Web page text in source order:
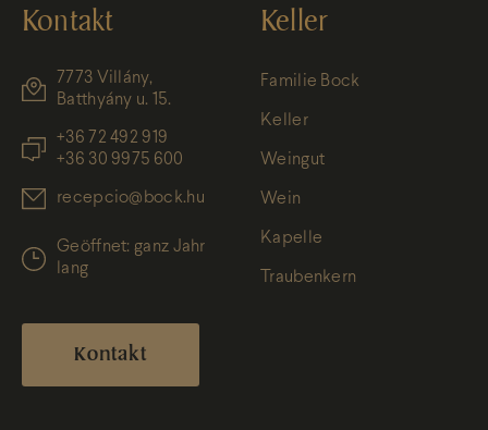
Kontakt
7773 Villány,
Batthyány u. 15.
+36 72 492 919
+36 30 9975 600
recepcio@bock.hu
Geöffnet: ganz Jahr
lang
Kontakt
Keller
Familie Bock
Keller
Weingut
Wein
Kapelle
Traubenkern